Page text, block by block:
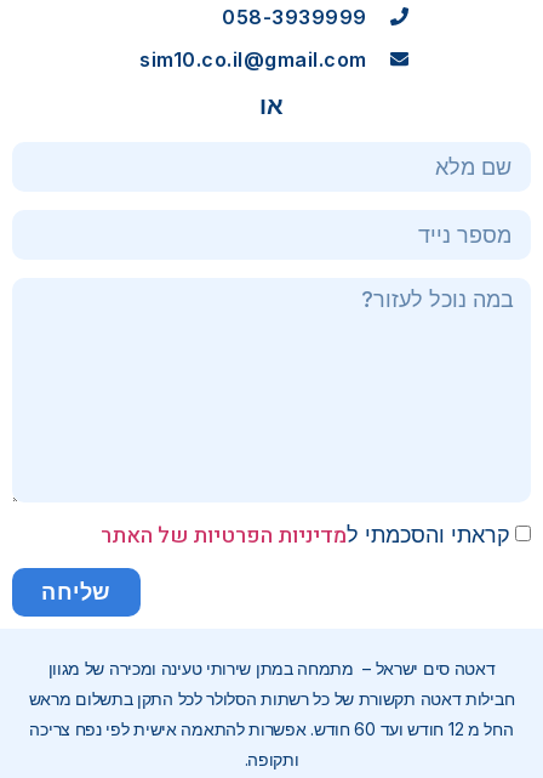
058-3939999
sim10.co.il@gmail.com
או
קראתי והסכמתי למדיניות הפרטיות של האתר
שליחה
דאטה סים ישראל – מתמחה במתן שירותי טעינה ומכירה של מגוון
חבילות דאטה תקשורת של כל רשתות הסלולר לכל התקן בתשלום מראש
החל מ 12 חודש ועד 60 חודש. אפשרות להתאמה אישית לפי נפח צריכה
ותקופה.